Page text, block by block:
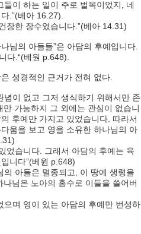
이 하는 일이 주로 벌목이었지, 네
.”(베아 16.27).
장한 장수였습니다.”(베아 14.31)
님의 아들들”은 아담의 후예입니다.
다.“(베원 p.648).
성경적인 근거가 전혀 없다.
념이 없고 그저 생식하기 위해서만 존
가능하지 그 외에는 관심이 없습니
후예만 가지고 있었습니다. 따라서
움을 보고 영을 소유한 하나님의 아
었습니다. 그래서 아담의 후예는 육
니다”(베원 p.648)
의 아들은 멸종되고, 이 땅에 생령을
님은 노아의 홍수로 이들을 쓸어버
으며 영이 있는 아담의 후예만 번성하